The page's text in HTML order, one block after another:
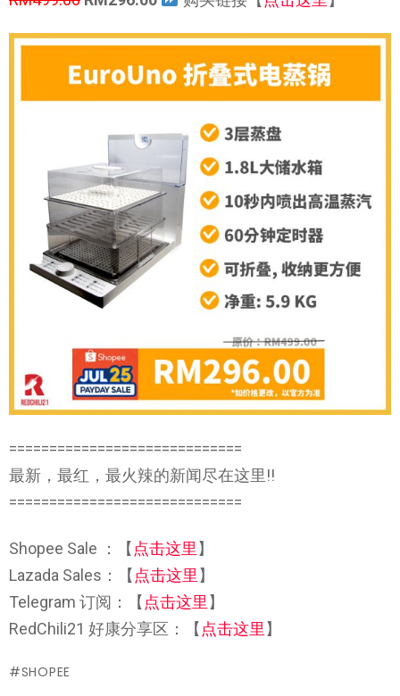
=============================
最新，最红，最火辣的新闻尽在这里!!
=============================
Shopee Sale ：【 点击这里 】
Lazada Sales：【 点击这里 】
Telegram 订阅：【 点击这里 】
RedChili21 好康分享区：【 点击这里 】
SHOPEE